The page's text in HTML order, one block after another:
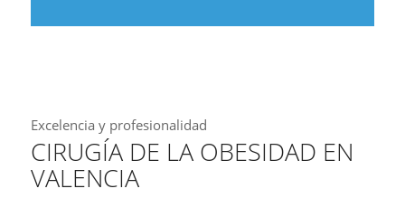
Excelencia y profesionalidad
CIRUGÍA DE LA OBESIDAD EN
VALENCIA